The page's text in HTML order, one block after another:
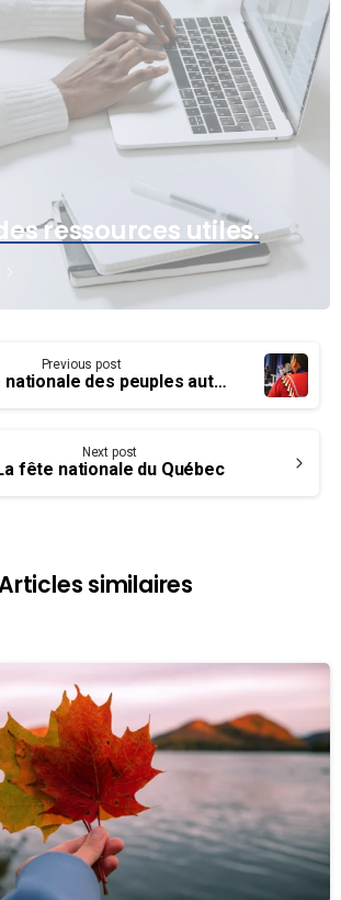
ressources utiles.
Previous post
Journée nationale des peuples autochtones
Next post
fête nationale du Québec
similaires